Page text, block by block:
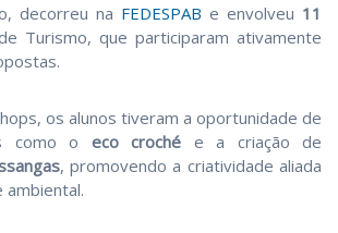
decorreu na FEDESPAB e envolveu 11
Turismo, que participaram ativamente
os alunos tiveram a oportunidade de
como o eco croché e a criação de
, promovendo a criatividade aliada
ambiental.